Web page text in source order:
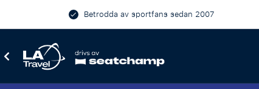
Betrodda av sportfans sedan 2007